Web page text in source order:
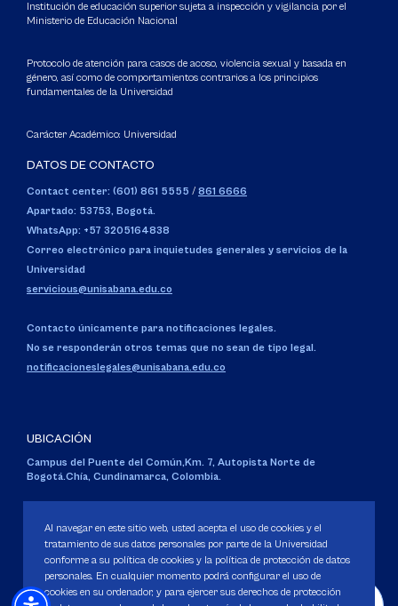
Institución de educación superior sujeta a inspección y vigilancia por el
Ministerio de Educación Nacional
Protocolo de atención para casos de acoso, violencia sexual y basada en
género, así como de comportamientos contrarios a los principios
fundamentales de la Universidad
Carácter Académico: Universidad
DATOS DE CONTACTO
Contact center: (601) 861 5555 / 861 6666
Apartado: 53753, Bogotá.
WhatsApp: +57 3205164838
Correo electrónico para inquietudes generales y servicios de la
Universidad
servicious@unisabana.edu.co
Contacto únicamente para notificaciones legales.
No se responderán otros temas que no sean de tipo legal.
notificacioneslegales@unisabana.edu.co
UBICACIÓN
Campus del Puente del Común,Km. 7, Autopista Norte de
Bogotá.Chía, Cundinamarca, Colombia.
Personería Jurídica:Resolución 130 del 14 de enero de 1980.
Ministerio de Educación Nacional.
Al navegar en este sitio web, usted acepta el uso de cookies y el
tratamiento de sus datos personales por parte de la Universidad
conforme a su política de cookies y la política de protección de datos
personales. En cualquier momento podrá configurar el uso de
cookies en su ordenador, y para ejercer sus derechos de protección